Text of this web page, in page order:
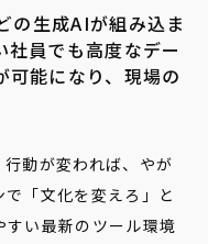
生成AIが組み込ま
員でも高度なデー
可能になり、現場の
動が変われば、やが
「文化を変えろ」と
い最新のツール環境